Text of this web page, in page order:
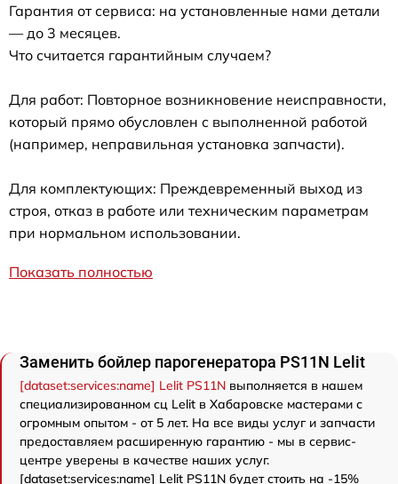
Гарантия от сервиса: на установленные нами детали
— до 3 месяцев.
Что считается гарантийным случаем?
Для работ: Повторное возникновение неисправности,
который прямо обусловлен с выполненной работой
(например, неправильная установка запчасти).
Для комплектующих: Преждевременный выход из
строя, отказ в работе или техническим параметрам
при нормальном использовании.
Показать полностью
Заменить бойлер парогенератора PS11N Lelit
[dataset:services:name] Lelit PS11N выполняется в нашем
специализированном сц Lelit в Хабаровске мастерами с
огромным опытом - от 5 лет. На все виды услуг и запчасти
предоставляем расширенную гарантию - мы в сервис-
центре уверены в качестве наших услуг.
[dataset:services:name] Lelit PS11N будет стоить на -15%